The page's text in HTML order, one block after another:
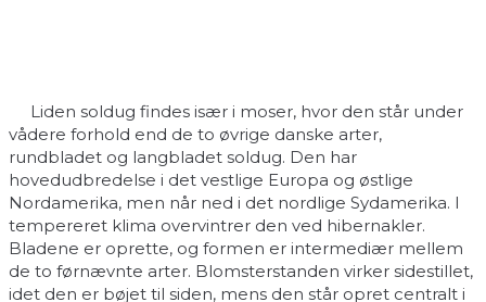
Liden soldug findes især i moser, hvor den står under
vådere forhold end de to øvrige danske arter,
rundbladet og langbladet soldug. Den har
hovedudbredelse i det vestlige Europa og østlige
Nordamerika, men når ned i det nordlige Sydamerika. I
tempereret klima overvintrer den ved hibernakler.
Bladene er oprette, og formen er intermediær mellem
de to førnævnte arter. Blomsterstanden virker sidestillet,
idet den er bøjet til siden, mens den står opret centralt i